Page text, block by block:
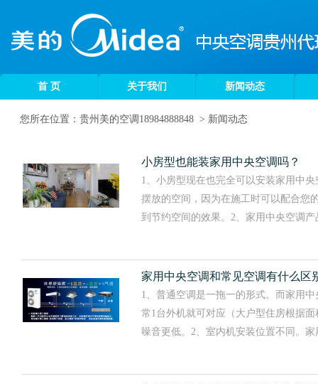
首 页 关于我们 新闻动态
您所在位置： 贵州美的空调18984888848 > 新闻动态
小房型也能装家用中央空调吗？
1、小房型现在也完全可以安装家用中
摆放的空间，因为在施工时可以配合您
到节约空间的效果。2、家用中央空调
家用中央空调和常见空调有什么区
1、普通空调是一拖一的形式。而家用
常1台外机就可对应（大户型住房根据
噪音更低。2、室内机安装位置不同。